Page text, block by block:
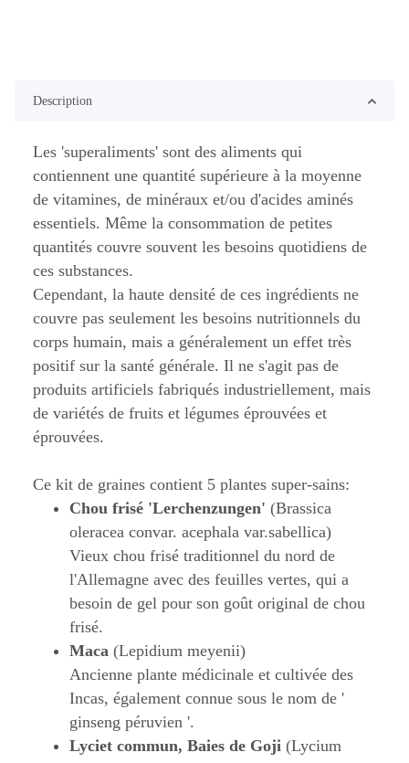
Description
Les 'superaliments' sont des aliments qui
contiennent une quantité supérieure à la moyenne
de vitamines, de minéraux et/ou d'acides aminés
essentiels. Même la consommation de petites
quantités couvre souvent les besoins quotidiens de
ces substances.
Cependant, la haute densité de ces ingrédients ne
couvre pas seulement les besoins nutritionnels du
corps humain, mais a généralement un effet très
positif sur la santé générale. Il ne s'agit pas de
produits artificiels fabriqués industriellement, mais
de variétés de fruits et légumes éprouvées et
éprouvées.
Ce kit de graines contient 5 plantes super-sains:
Chou frisé 'Lerchenzungen' (Brassica
oleracea convar. acephala var.sabellica)
Vieux chou frisé traditionnel du nord de
l'Allemagne avec des feuilles vertes, qui a
besoin de gel pour son goût original de chou
frisé.
Maca (Lepidium meyenii)
Ancienne plante médicinale et cultivée des
Incas, également connue sous le nom de '
ginseng péruvien '.
Lyciet commun, Baies de Goji (Lycium